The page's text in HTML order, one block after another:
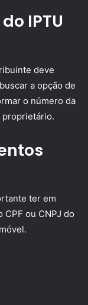
IPTU
deve
a opção de
o número da
proprietário.
ter em
ou CNPJ do